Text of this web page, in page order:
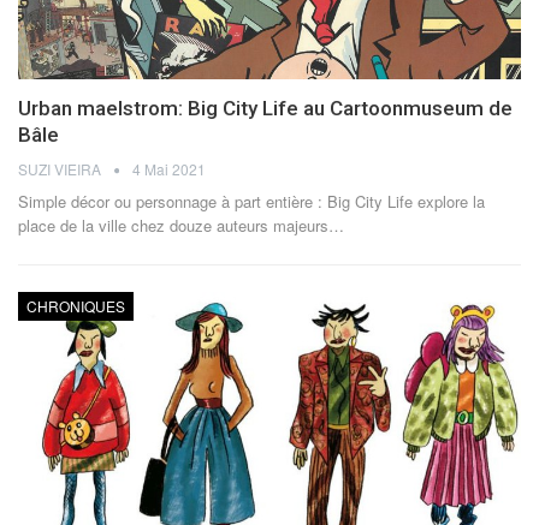
Urban maelstrom: Big City Life au Cartoonmuseum de
Bâle
SUZI VIEIRA 4 Mai 2021
Simple décor ou personnage à part entière : Big City Life explore la
place de la ville chez douze auteurs majeurs…
CHRONIQUES